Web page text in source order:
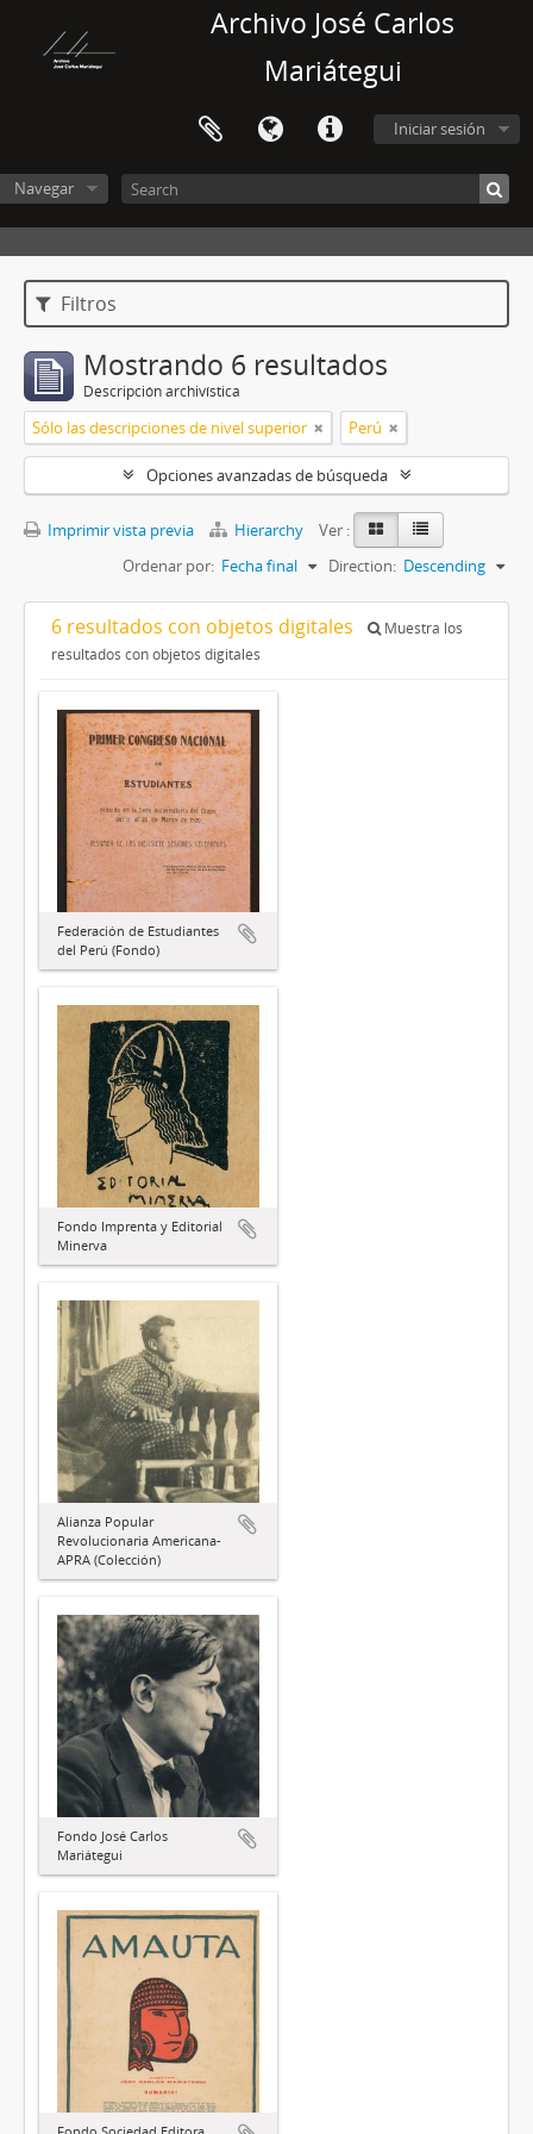
Archivo José Carlos
Mariátegui
Iniciar sesión
Navegar
Filtros
Mostrando 6 resultados
Descripción archivística
Sólo las descripciones de nivel superior Perú
Opciones avanzadas de búsqueda
Imprimir vista previa Hierarchy
Ver :
Ordenar por: Fecha final Direction: Descending
6 resultados con objetos digitales
Muestra los
resultados con objetos digitales
Federación de Estudiantes
del Perú (Fondo)
Fondo Imprenta y Editorial
Minerva
Alianza Popular
Revolucionaria Americana-
APRA (Colección)
Fondo José Carlos
Mariátegui